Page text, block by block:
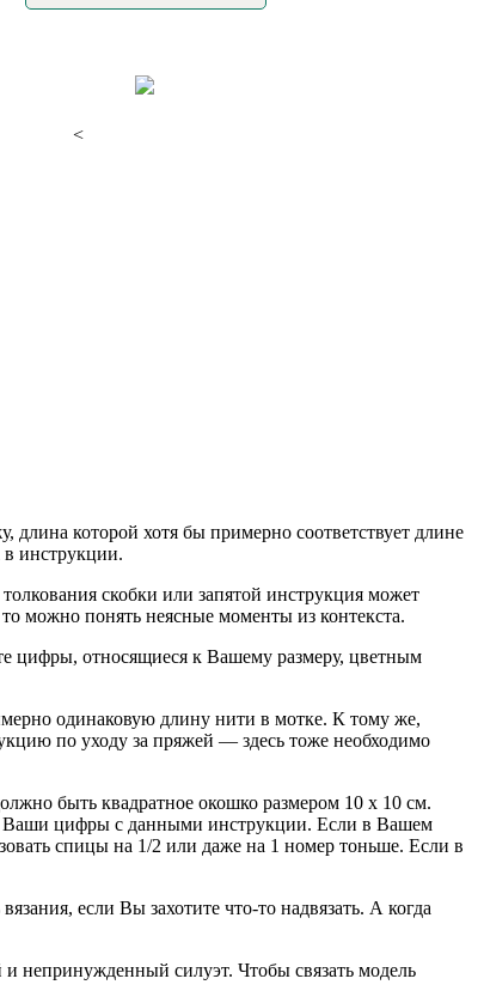
длина которой хотя бы примерно соответствует длине
в инструкции.
скобки или запятой инструкция может
можно понять неясные моменты из контекста.
цифры, относящиеся к Вашему размеру, цветным
одинаковую длину нити в мотке. К тому же,
по уходу за пряжей — здесь тоже необходимо
быть квадратное окошко размером 10 х 10 см.
Ваши цифры с данными инструкции. Если в Вашем
спицы на 1/2 или даже на 1 номер тоньше. Если в
если Вы захотите что-то надвязать. А когда
непринужденный силуэт. Чтобы связать модель
<